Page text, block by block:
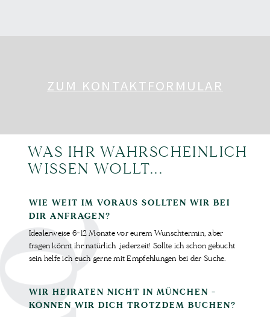
ZUM KONTAKTFORMULAR
WAS IHR WAHRSCHEINLICH
WISSEN WOLLT...
Idealerweise 6-12 Monate vor eurem Wunschtermin, aber
fragen könnt ihr natürlich jederzeit! Sollte ich schon gebucht
sein helfe ich euch gerne mit Empfehlungen bei der Suche.
WIE WEIT IM VORAUS SOLLTEN WIR BEI
DIR ANFRAGEN?
WIR HEIRATEN NICHT IN MÜNCHEN -
KÖNNEN WIR DICH TROTZDEM BUCHEN?